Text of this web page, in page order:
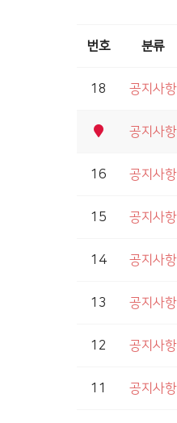
번호 분류
18 공지사항
공지사항
16 공지사항
15 공지사항
14 공지사항
13 공지사항
12 공지사항
11 공지사항